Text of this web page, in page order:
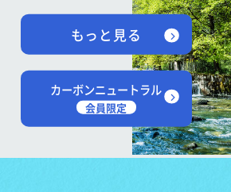
もっと見る
カーボンニュートラル
会員限定